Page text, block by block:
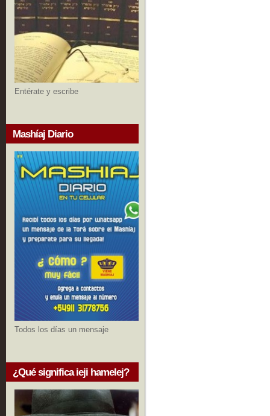
Entérate y escribe
Mashíaj Diario
Todos los días un mensaje
¿Qué significa ieji hamelej?